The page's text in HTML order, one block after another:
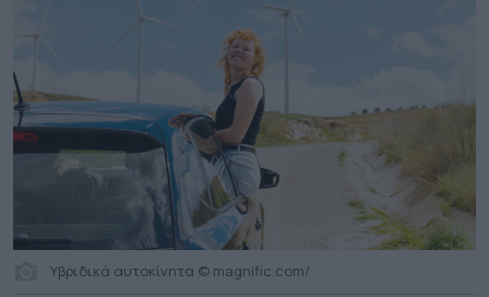
Υβριδικά αυτοκίνητα © magnific.com/